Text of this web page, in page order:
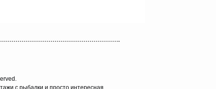
с рыбалки и просто интересная